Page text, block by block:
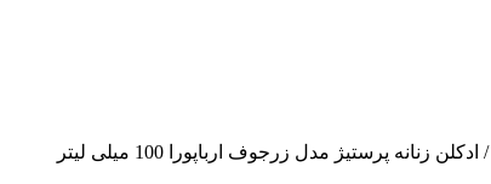
/ ادکلن زنانه پرستیژ مدل زرجوف ارباپورا 100 میلی لیتر